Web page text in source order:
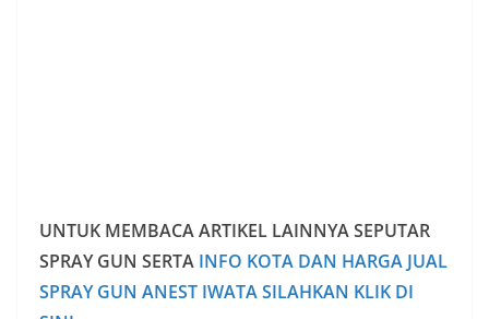
UNTUK MEMBACA ARTIKEL LAINNYA SEPUTAR
SPRAY GUN SERTA INFO KOTA DAN HARGA JUAL
SPRAY GUN ANEST IWATA SILAHKAN KLIK DI